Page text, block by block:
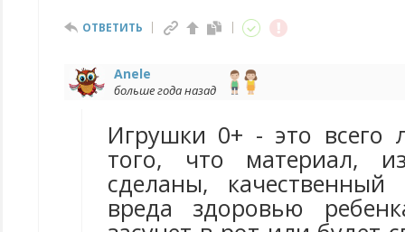
ОТВЕТИТЬ
Anele
больше года назад
Игрушки 0+ - это всего
того, что материал,
сделаны,
вреда здоровью